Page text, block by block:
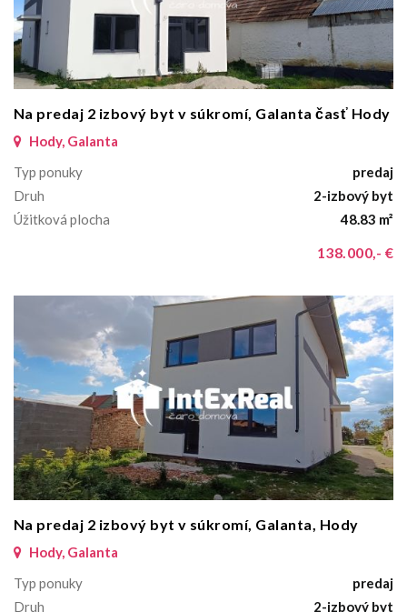
Na predaj 2 izbový byt v súkromí, Galanta časť Hody
Hody, Galanta
Typ ponuky
predaj
Druh
2-izbový byt
Úžitková plocha
48.83 m²
138.000,- €
Na predaj 2 izbový byt v súkromí, Galanta, Hody
Hody, Galanta
Typ ponuky
predaj
Druh
2-izbový byt